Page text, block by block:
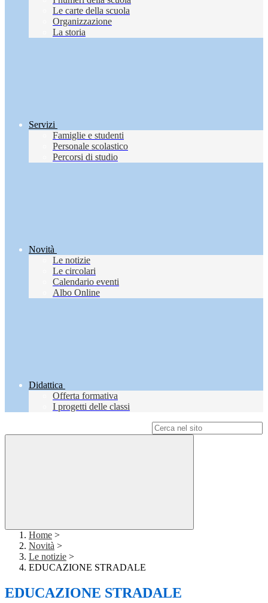
Le carte della scuola
Organizzazione
La storia
Servizi
Famiglie e studenti
Personale scolastico
Percorsi di studio
Novità
Le notizie
Le circolari
Calendario eventi
Albo Online
Didattica
Offerta formativa
I progetti delle classi
Home >
Novità >
Le notizie >
EDUCAZIONE STRADALE
EDUCAZIONE STRADALE